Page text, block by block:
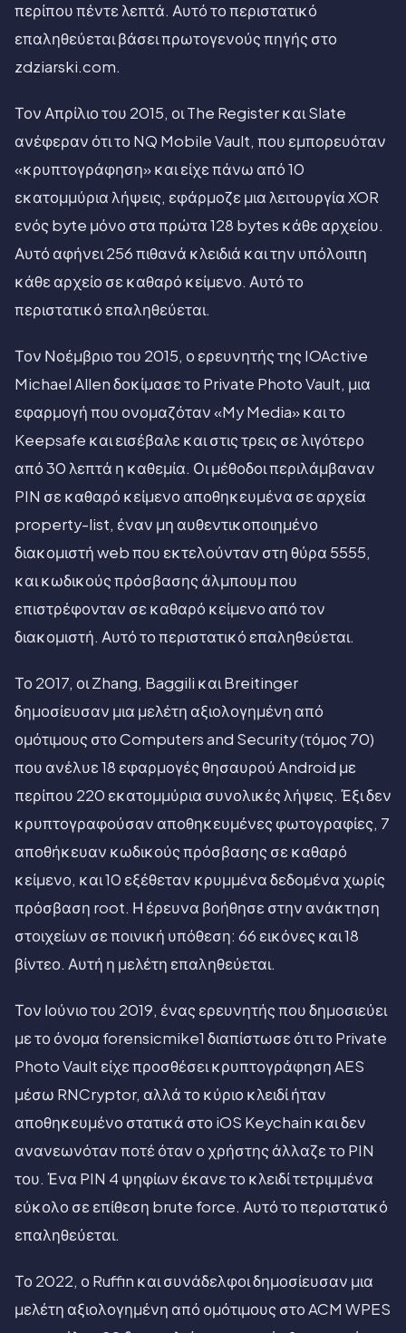
περίπου πέντε λεπτά. Αυτό το περιστατικό
επαληθεύεται βάσει πρωτογενούς πηγής στο
zdziarski.com.
Τον Απρίλιο του 2015, οι The Register και Slate
ανέφεραν ότι το NQ Mobile Vault, που εμπορευόταν
«κρυπτογράφηση» και είχε πάνω από 10
εκατομμύρια λήψεις, εφάρμοζε μια λειτουργία XOR
ενός byte μόνο στα πρώτα 128 bytes κάθε αρχείου.
Αυτό αφήνει 256 πιθανά κλειδιά και την υπόλοιπη
κάθε αρχείο σε καθαρό κείμενο. Αυτό το
περιστατικό επαληθεύεται.
Τον Νοέμβριο του 2015, ο ερευνητής της IOActive
Michael Allen δοκίμασε το Private Photo Vault, μια
εφαρμογή που ονομαζόταν «My Media» και το
Keepsafe και εισέβαλε και στις τρεις σε λιγότερο
από 30 λεπτά η καθεμία. Οι μέθοδοι περιλάμβαναν
PIN σε καθαρό κείμενο αποθηκευμένα σε αρχεία
property-list, έναν μη αυθεντικοποιημένο
διακομιστή web που εκτελούνταν στη θύρα 5555,
και κωδικούς πρόσβασης άλμπουμ που
επιστρέφονταν σε καθαρό κείμενο από τον
διακομιστή. Αυτό το περιστατικό επαληθεύεται.
Το 2017, οι Zhang, Baggili και Breitinger
δημοσίευσαν μια μελέτη αξιολογημένη από
ομότιμους στο Computers and Security (τόμος 70)
που ανέλυε 18 εφαρμογές θησαυρού Android με
περίπου 220 εκατομμύρια συνολικές λήψεις. Έξι δεν
κρυπτογραφούσαν αποθηκευμένες φωτογραφίες, 7
αποθήκευαν κωδικούς πρόσβασης σε καθαρό
κείμενο, και 10 εξέθεταν κρυμμένα δεδομένα χωρίς
πρόσβαση root. Η έρευνα βοήθησε στην ανάκτηση
στοιχείων σε ποινική υπόθεση: 66 εικόνες και 18
βίντεο. Αυτή η μελέτη επαληθεύεται.
Τον Ιούνιο του 2019, ένας ερευνητής που δημοσιεύει
με το όνομα forensicmike1 διαπίστωσε ότι το Private
Photo Vault είχε προσθέσει κρυπτογράφηση AES
μέσω RNCryptor, αλλά το κύριο κλειδί ήταν
αποθηκευμένο στατικά στο iOS Keychain και δεν
ανανεωνόταν ποτέ όταν ο χρήστης άλλαζε το PIN
του. Ένα PIN 4 ψηφίων έκανε το κλειδί τετριμμένα
εύκολο σε επίθεση brute force. Αυτό το περιστατικό
επαληθεύεται.
Το 2022, ο Ruffin και συνάδελφοι δημοσίευσαν μια
μελέτη αξιολογημένη από ομότιμους στο ACM WPES